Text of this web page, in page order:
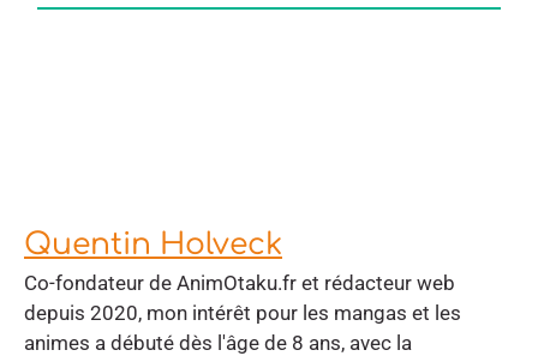
Quentin Holveck
Co-fondateur de AnimOtaku.fr et rédacteur web
depuis 2020, mon intérêt pour les mangas et les
animes a débuté dès l'âge de 8 ans, avec la